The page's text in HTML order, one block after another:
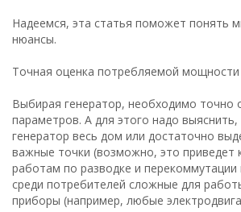
Надеемся, эта статья поможет понять
нюансы.
Точная оценка потребляемой мощности
Выбирая генератор, необходимо точно
параметров. А для этого надо выяснить,
генератор весь дом или достаточно
важные точки (возможно, это приведет
работам по разводке и перекоммутации
среди потребителей сложные для
приборы (например, любые